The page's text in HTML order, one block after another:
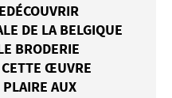
DE LA BELGIQUE
BRODERIE
ŒUVRE
AUX